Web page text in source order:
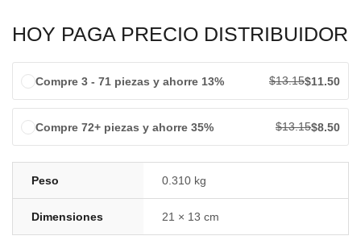
HOY PAGA PRECIO DISTRIBUIDOR
Compre 3 - 71 piezas y ahorre 13% $13.15$11.50
Compre 72+ piezas y ahorre 35% $13.15$8.50
Peso 0.310 kg
Dimensiones 21 × 13 cm